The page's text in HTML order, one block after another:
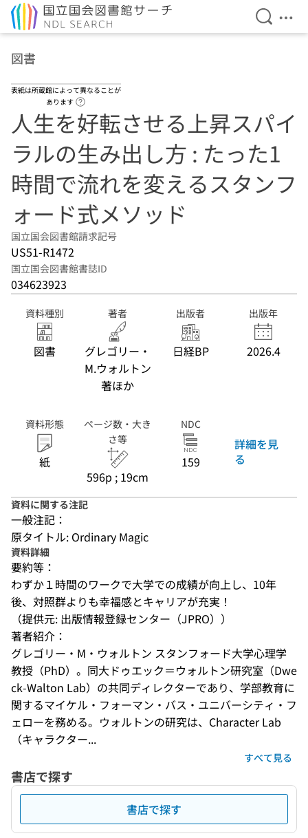
検索を
メ
図書
表紙は所蔵館によって異なることが
あります
人生を好転させる上昇スパイ
ラルの生み出し方 : たった1
時間で流れを変えるスタンフ
ォード式メソッド
国立国会図書館請求記号
US51-R1472
国立国会図書館書誌ID
034623923
資料種別
図書
著者
グレゴリー・
M.ウォルトン
著ほか
出版者
日経BP
出版年
2026.4
資料形態
紙
ページ数・大き
さ等
596p ; 19cm
NDC
159
詳細を見
る
資料に関する注記
一般注記：
原タイトル: Ordinary Magic
資料詳細
要約等：
わずか１時間のワークで大学での成績が向上し、10年
後、対照群よりも幸福感とキャリアが充実！
（提供元: 出版情報登録センター（JPRO））
著者紹介：
グレゴリー・M・ウォルトン スタンフォード大学心理学
教授（PhD）。同大ドゥエック＝ウォルトン研究室（Dwe
ck-Walton Lab）の共同ディレクターであり、学部教育に
関するマイケル・フォーマン・バス・ユニバーシティ・フ
ェローを務める。ウォルトンの研究は、Character Lab
（キャラクター...
すべて見る
書店で探す
書店で探す